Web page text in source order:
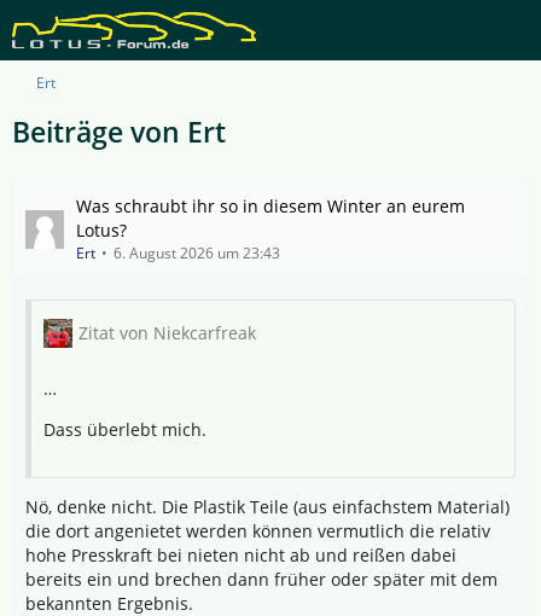
Ert
Beiträge von Ert
Was schraubt ihr so in diesem Winter an eurem
Lotus?
Ert 6. August 2026 um 23:43
Zitat von Niekcarfreak
…
Dass überlebt mich.
Nö, denke nicht. Die Plastik Teile (aus einfachstem Material)
die dort angenietet werden können vermutlich die relativ
hohe Presskraft bei nieten nicht ab und reißen dabei
bereits ein und brechen dann früher oder später mit dem
bekannten Ergebnis.